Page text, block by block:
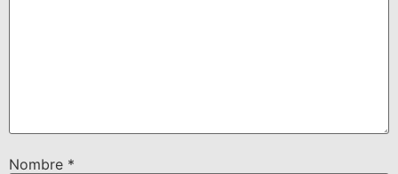
Nombre *